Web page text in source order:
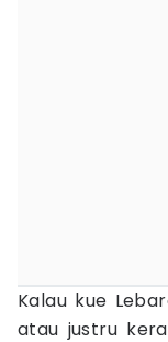
Kalau kue
atau justru